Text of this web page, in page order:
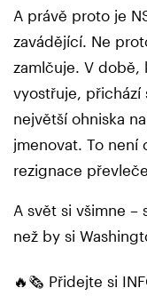
A právě proto je
zavádějící. Ne
zamlčuje. V době,
vyostřuje, přichází
největší ohniska
jmenovat. To není
rezignace
A svět si všimne –
než by si
🔥🗞️ Přidejte si